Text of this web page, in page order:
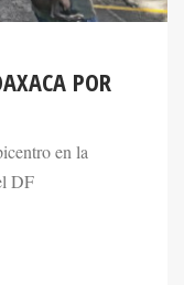
POR
en la
DF